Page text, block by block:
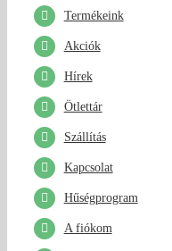
Termékeink
Akciók
Hírek
Ötlettár
Szállítás
Kapcsolat
Hűségprogram
A fiókom